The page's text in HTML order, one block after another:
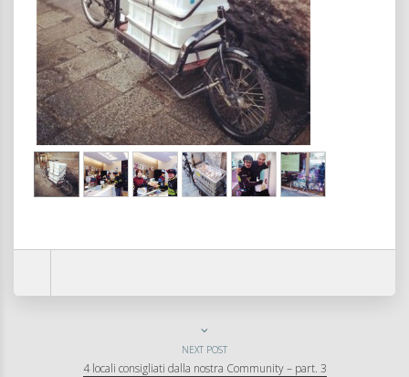
NEXT POST
4 locali consigliati dalla nostra Community – part. 3